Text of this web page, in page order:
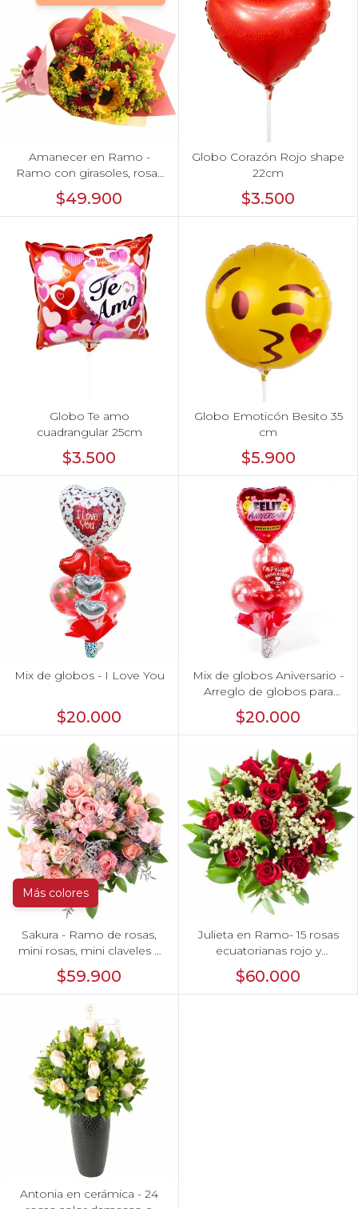
Amanecer en Ramo -
Ramo con girasoles, rosas
rojo e hypericum
$49.900
Globo Corazón Rojo shape
22cm
$3.500
Globo Te amo
cuadrangular 25cm
$3.500
Globo Emoticón Besito 35
cm
$5.900
Mix de globos - I Love You
$20.000
Mix de globos Aniversario -
Arreglo de globos para
aniversario
$20.000
Más colores
Sakura - Ramo de rosas,
mini rosas, mini claveles y
limonium en tonos
rosados
$59.900
Julieta en Ramo- 15 rosas
ecuatorianas rojo y
$60.000
Antonia en cerámica - 24